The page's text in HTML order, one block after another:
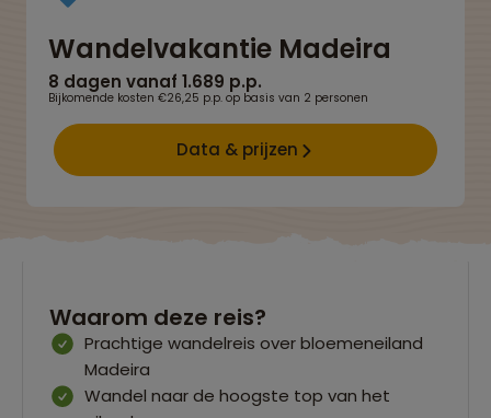
Wandelvakantie Madeira
8 dagen vanaf 1.689 p.p.
Bijkomende kosten €26,25 p.p. op basis van 2 personen
Data & prijzen
Waarom deze reis?
Prachtige wandelreis over bloemeneiland
Madeira
Wandel naar de hoogste top van het